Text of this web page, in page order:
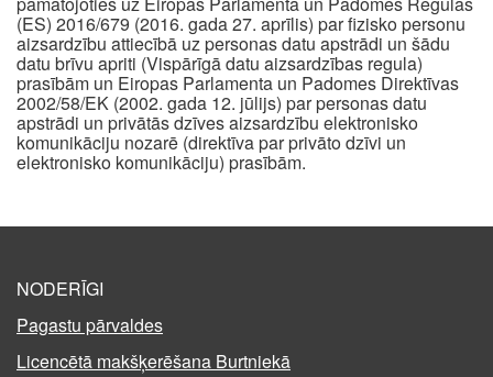
(ES) 2016/679 (2016. gada 27. aprīlis) par fizisko personu
aizsardzību attiecībā uz personas datu apstrādi un šādu
datu brīvu apriti (Vispārīgā datu aizsardzības regula)
prasībām un Eiropas Parlamenta un Padomes Direktīvas
2002/58/EK (2002. gada 12. jūlijs) par personas datu
apstrādi un privātās dzīves aizsardzību elektronisko
komunikāciju nozarē (direktīva par privāto dzīvi un
elektronisko komunikāciju) prasībām.
NODERĪGI
Pagastu pārvaldes
Licencētā makšķerēšana Burtniekā